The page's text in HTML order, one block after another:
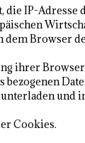
IP-
dem
ihrer
und
Cookies.